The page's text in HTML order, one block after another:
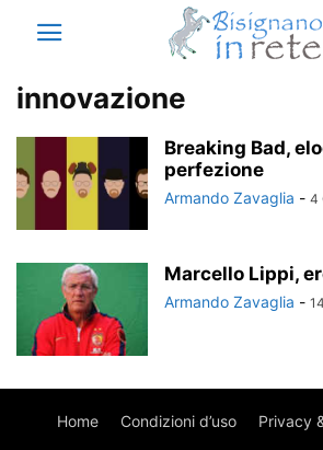
innovazione
Breaking Bad,
perfezione
Armando Zavaglia - 4
Marcello Lippi,
Armando Zavaglia -
Home Condizioni d’uso Privacy